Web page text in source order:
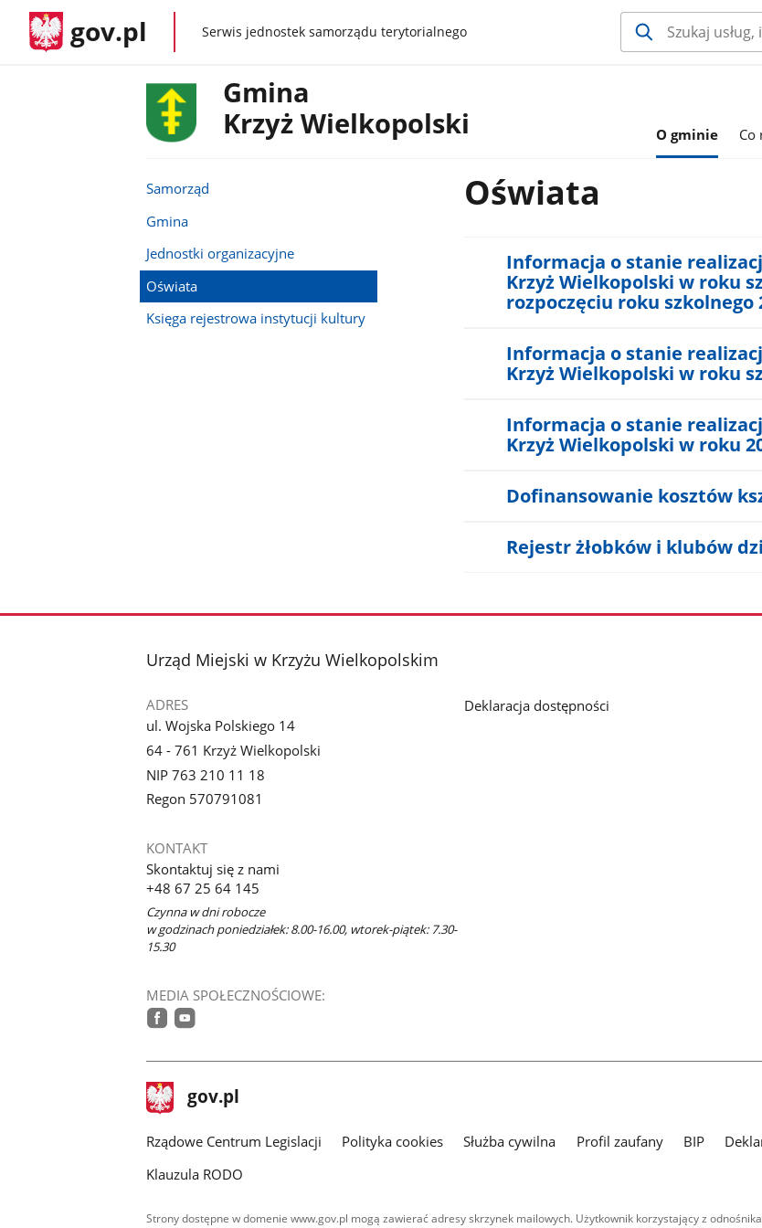
gov.pl gov.plSerwis jednostek samorządu terytorialnego
Gmina
Krzyż Wielkopolski
O gminie Co
Samorząd
Gmina
Jednostki organizacyjne
Oświata
Księga rejestrowa instytucji kultury
Oświata
Informacja o stanie
Krzyż Wielkopolski w roku
rozpoczęciu roku szkolnego
Informacja o stanie
Krzyż Wielkopolski w roku
Informacja o stanie
Krzyż Wielkopolski w roku
Dofinansowanie kosztów
Rejestr żłobków i klubów
stopka
Urząd Miejski w Krzyżu Wielkopolskim
ADRES
ul. Wojska Polskiego 14
64 - 761 Krzyż Wielkopolski
NIP 763 210 11 18
Regon 570791081
KONTAKT
Skontaktuj się z nami
+48 67 25 64 145
Czynna w dni robocze
w godzinach poniedziałek: 8.00-16.00, wtorek-piątek: 7.30-
15.30
MEDIA SPOŁECZNOŚCIOWE:
Deklaracja dostępności
stopka
gov.pl Strona
gov.pl
Rządowe Centrum Legislacji Polityka cookies Służba cywilna Profil zaufany BIP
Klauzula RODO
Strony dostępne w domenie www.gov.pl mogą zawierać adresy skrzynek mailowych. Użytkownik korzystający z